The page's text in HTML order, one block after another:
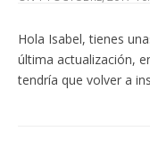
Hola Isabel, tienes
última actualización,
tendría que volver a